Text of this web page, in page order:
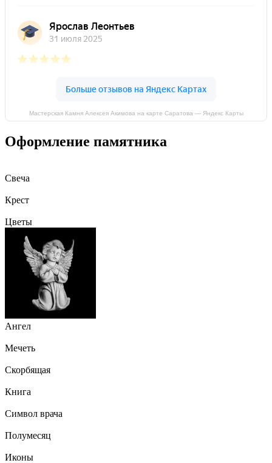
Мастерская Камня Алексея Акимова на карте Саратова — Яндекс Карты
Оформление памятника
Свеча
Крест
Цветы
Ангел
Мечеть
Скорбящая
Книга
Символ врача
Полумесяц
Иконы